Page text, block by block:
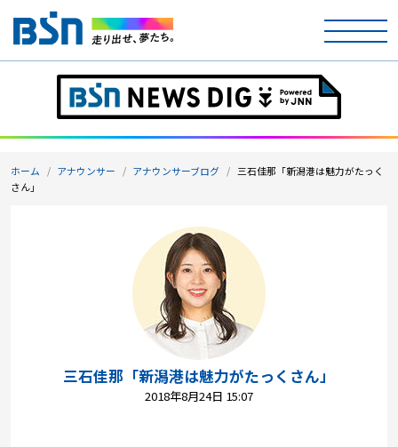
ホーム
テレビ
ラジオ
アナウンサー
イベント
ニュース
プレゼント
ホーム アナウンサー アナウンサーブログ
三石佳那「新潟港は魅力がたっく
さん」
三石佳那「新潟港は魅力がたっくさん」
2018年8月24日 15:07